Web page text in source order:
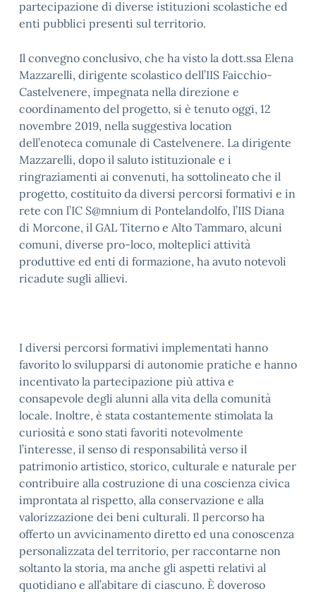
partecipazione di diverse istituzioni scolastiche ed
enti pubblici presenti sul territorio.
Il convegno conclusivo, che ha visto la dott.ssa Elena
Mazzarelli, dirigente scolastico dell’IIS Faicchio-
Castelvenere, impegnata nella direzione e
coordinamento del progetto, si è tenuto oggi, 12
novembre 2019, nella suggestiva location
dell’enoteca comunale di Castelvenere. La dirigente
Mazzarelli, dopo il saluto istituzionale e i
ringraziamenti ai convenuti, ha sottolineato che il
progetto, costituito da diversi percorsi formativi e in
rete con l’IC S@mnium di Pontelandolfo, l’IIS Diana
di Morcone, il GAL Titerno e Alto Tammaro, alcuni
comuni, diverse pro-loco, molteplici attività
produttive ed enti di formazione, ha avuto notevoli
ricadute sugli allievi.
I diversi percorsi formativi implementati hanno
favorito lo svilupparsi di autonomie pratiche e hanno
incentivato la partecipazione più attiva e
consapevole degli alunni alla vita della comunità
locale. Inoltre, è stata costantemente stimolata la
curiosità e sono stati favoriti notevolmente
l’interesse, il senso di responsabilità verso il
patrimonio artistico, storico, culturale e naturale per
contribuire alla costruzione di una coscienza civica
improntata al rispetto, alla conservazione e alla
valorizzazione dei beni culturali. Il percorso ha
offerto un avvicinamento diretto ed una conoscenza
personalizzata del territorio, per raccontarne non
soltanto la storia, ma anche gli aspetti relativi al
quotidiano e all’abitare di ciascuno. È doveroso